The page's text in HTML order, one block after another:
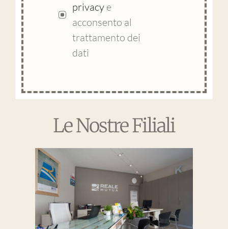
privacy e
acconsento al
trattamento dei
dati
Le Nostre Filiali